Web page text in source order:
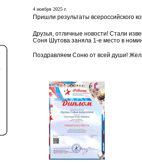
4 ноября 2025 г.
Пришли результаты всероссийского
Друзья, отличные новости! Стали
Соня Шутова заняла 1-е место в
Поздравляем Соню от всей души!